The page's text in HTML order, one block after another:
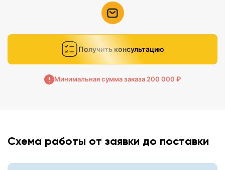
Получить консультацию
Минимальная сумма заказа 200 000 ₽
Схема работы от заявки до поставки